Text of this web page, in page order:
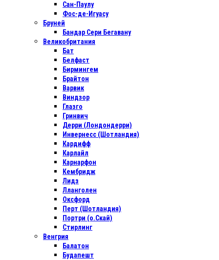
Сан-Паулу
Фос-де-Игуасу
Бруней
Бандар Сери Бегавану
Великобритания
Бат
Белфаст
Бирмингем
Брайтон
Варвик
Виндзор
Глазго
Гринвич
Дерри (Лондондерри)
Инвернесс (Шотландия)
Кардифф
Карлайл
Карнарфон
Кембридж
Лидз
Лланголен
Оксфорд
Перт (Шотландия)
Портри (о.Скай)
Стирлинг
Венгрия
Балатон
Будапешт